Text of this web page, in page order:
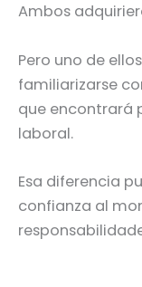
Ambos
Pero uno de
familiarizarse
que encontrará
laboral.
Esa diferencia
confianza al